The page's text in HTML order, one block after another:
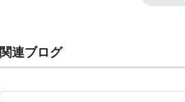
オオタツバサ（ギター）/ 東京都出身
関連ブログ